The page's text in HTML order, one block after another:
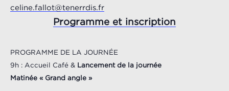
celine.fallot@tenerrdis.fr
Programme et inscription
PROGRAMME DE LA JOURNÉE
9h : Accueil Café & Lancement de la journée
Matinée « Grand angle »